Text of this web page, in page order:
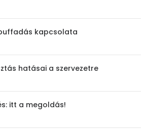
kapcsolata
hatásai a szervezetre
itt a megoldás!